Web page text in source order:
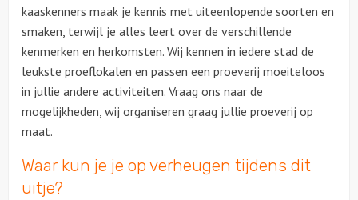
Creatieve workshops
Culinaire workshops
Actieve workshops
Muzikale workshops
kaaskenners maak je kennis met uiteenlopende soorten en
smaken, terwijl je alles leert over de verschillende
kenmerken en herkomsten. Wij kennen in iedere stad de
leukste proeflokalen en passen een proeverij moeiteloos
in jullie andere activiteiten. Vraag ons naar de
mogelijkheden, wij organiseren graag jullie proeverij op
maat.
Waar kun je je op verheugen tijdens dit
uitje?